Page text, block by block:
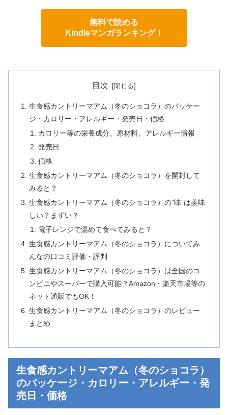
無料で読める
Kindleマンガランキング！
目次
生食感カントリーマアム（冬のショコラ）のパッケー
ジ・カロリー・アレルギー・発売日・価格
カロリー等の栄養成分、原材料、アレルギー情報
発売日
価格
生食感カントリーマアム（冬のショコラ）を開封して
みると？
生食感カントリーマアム（冬のショコラ）の”味”は美味
しい？まずい？
電子レンジで温めて食べてみると？
生食感カントリーマアム（冬のショコラ）についてみ
んなの口コミ評価・評判
生食感カントリーマアム（冬のショコラ）は全国のコ
ンビニやスーパーで購入可能？Amazon・楽天市場等の
ネット通販でもOK！
生食感カントリーマアム（冬のショコラ）のレビュー
まとめ
生食感カントリーマアム（冬のショコラ）
のパッケージ・カロリー・アレルギー・発
売日・価格